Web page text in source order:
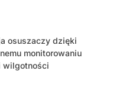
osuszaczy dzięki
monitorowaniu
wilgotności